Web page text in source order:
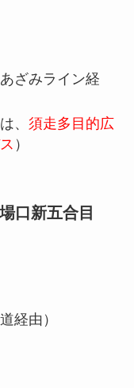
あざみライン経
、 須走多目的広
）
口新五合目
経由）